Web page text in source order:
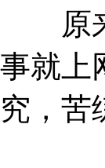
原来
事就上
究，苦